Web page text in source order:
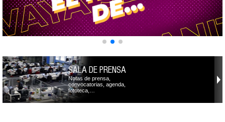
SALA DE PRENSA
Notas de prensa,
convocatorias, agenda,
fototeca,…